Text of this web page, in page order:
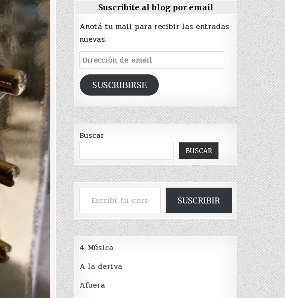
Suscribite al blog por email
Anotá tu mail para recibir las entradas
nuevas.
Dirección
de
emailSUSCRIBIRSE
Buscar
BUSCAR
Escribí tu correo electrónico…
SUSCRIBIR
4. Música
A la deriva
Afuera